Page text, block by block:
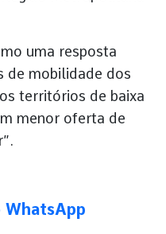
uma resposta
de mobilidade dos
territórios de baixa
menor oferta de
WhatsApp